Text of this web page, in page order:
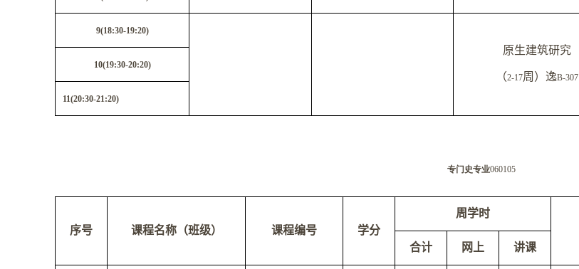
9(18:30-19:20)
原生建筑研究
（2-17周）逸B-307
10(19:30-20:20)
11(20:30-21:20)
专门史专业060105
序号 课程名称（班级） 课程编号 学分
周学时
合计
网上 讲课